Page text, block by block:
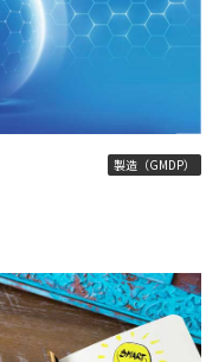
製造（GMDP）